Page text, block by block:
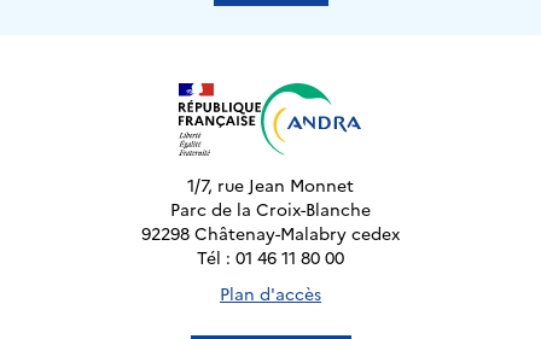
1/7, rue Jean Monnet
Parc de la Croix-Blanche
92298 Châtenay-Malabry cedex
Tél : 01 46 11 80 00
Plan d'accès